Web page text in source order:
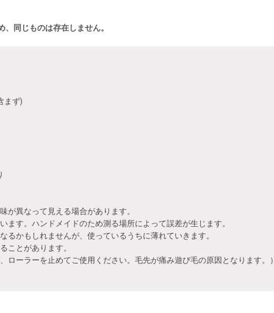
同じものは存在しません。
まず)
が異なって見える場合があります。
ます。ハンドメイドのため測る場所によって誤差が生じます。
るかもしれませんが、使っているうちに薄れていきます。
ことがあります。
ローラーを止めてご使用ください。毛先が痛み遊び毛の原因となります。）